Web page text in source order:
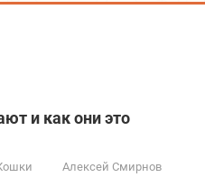
и как они это
Алексей Смирнов